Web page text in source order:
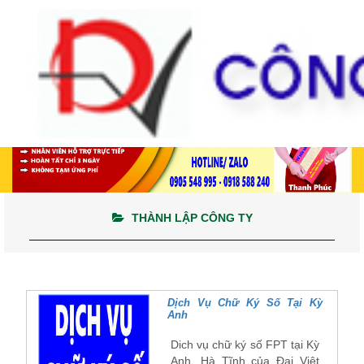
THÀNH LẬP CÔNG TY
Dịch Vụ Chữ Ký Số Tại Kỳ
Anh
Dich vụ chữ ký số FPT tại Kỳ
Anh, Hà Tĩnh của Đại Việt